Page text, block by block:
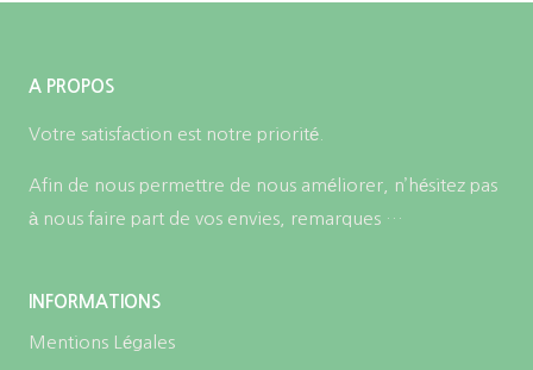
A PROPOS
Votre satisfaction est notre priorité.
Afin de nous permettre de nous améliorer, n’hésitez pas
à nous faire part de vos envies, remarques …
INFORMATIONS
Mentions Légales